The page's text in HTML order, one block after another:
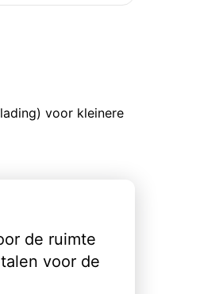
voor kleinere
de ruimte
voor de